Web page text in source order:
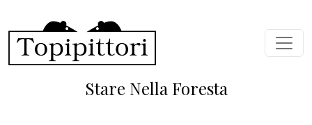
Stare Nella Foresta